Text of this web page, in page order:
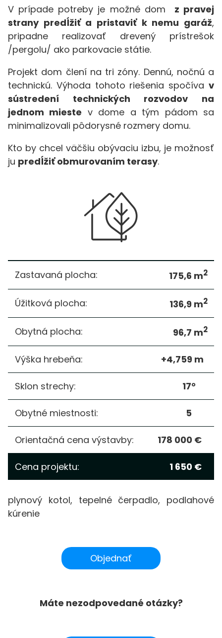
V prípade potreby je možné dom z pravej
strany predĺžiť a pristaviť k nemu garáž,
pripadne realizovať drevený prístrešok
/pergolu/ ako parkovacie státie.
Projekt dom člení na tri zóny. Dennú, nočnú a
technickú. Výhoda tohoto riešenia spočíva v
sústredení technických rozvodov na
jednom mieste v dome a tým pádom sa
minimalizovali pôdorysné rozmery domu.
Kto by chcel väčšiu obývaciu izbu, je možnosť
ju predĺžiť obmurovaním terasy.
Zastavaná plocha: 175,6 m2
Úžitková plocha: 136,9 m2
Obytná plocha: 96,7 m2
Výška hrebeňa: +4,759 m
Sklon strechy: 17°
Obytné miestnosti: 5
Orientačná cena výstavby: 178 000 €
Cena projektu: 1 650 €
plynový kotol, tepelné čerpadlo, podlahové
kúrenie
Objednať
Máte nezodpovedané otázky?